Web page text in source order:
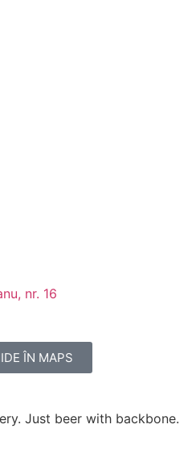
nr. 16
ÎN MAPS
Just beer with backbone.